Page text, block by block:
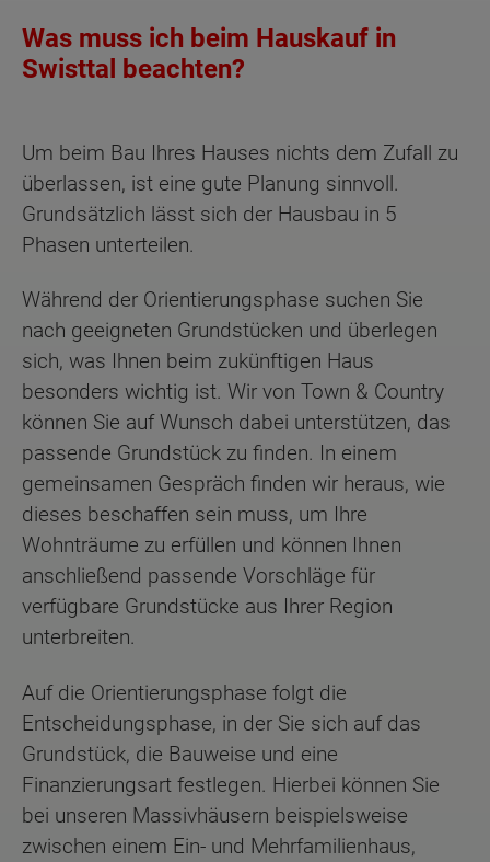
Was muss ich beim Hauskauf in
Swisttal beachten?
Um beim Bau Ihres Hauses nichts dem Zufall zu
überlassen, ist eine gute Planung sinnvoll.
Grundsätzlich lässt sich der Hausbau in 5
Phasen unterteilen.
Während der Orientierungsphase suchen Sie
nach geeigneten Grundstücken und überlegen
sich, was Ihnen beim zukünftigen Haus
besonders wichtig ist. Wir von Town & Country
können Sie auf Wunsch dabei unterstützen, das
passende Grundstück zu finden. In einem
gemeinsamen Gespräch finden wir heraus, wie
dieses beschaffen sein muss, um Ihre
Wohnträume zu erfüllen und können Ihnen
anschließend passende Vorschläge für
verfügbare Grundstücke aus Ihrer Region
unterbreiten.
Auf die Orientierungsphase folgt die
Entscheidungsphase, in der Sie sich auf das
Grundstück, die Bauweise und eine
Finanzierungsart festlegen. Hierbei können Sie
bei unseren Massivhäusern beispielsweise
zwischen einem Ein- und Mehrfamilienhaus,